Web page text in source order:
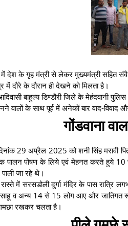
देश के गृह मंत्री से लेकर मुख्यमंत्री सहित
में दौरे के दौरान ही देखने को मिलता है।
बाहुल्य डिण्डौरी जिले के मेहंदवानी
वालों के साथ पूर्व में अनेकों बार वाद-
गोंडवाना
29 अप्रैल 2025 को शनी सिंह मरावी पिता
पालन पोषण के लिये एवं मेहनत करते हुये
जा रहे थे।
रास्ते में सरसडोली दुर्गा मंदिर के पास
साहू व अन्य 14 से 15 लोग आए और जातिगत
गमछा रखकर चलता है।